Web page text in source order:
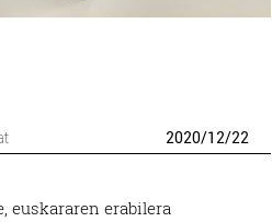
2020/12/22
euskararen erabilera